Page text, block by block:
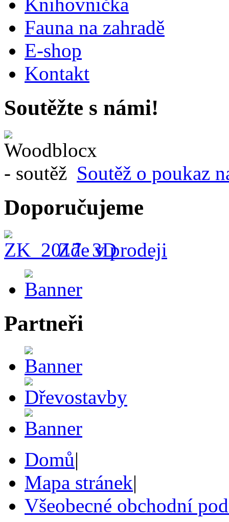
Knihovnička
Fauna na zahradě
E-shop
Kontakt
Soutěžte s námi!
Soutěž o poukaz
Doporučujeme
Zde v prodeji
Partneři
Domů|
Mapa stránek|
Všeobecné obchodní